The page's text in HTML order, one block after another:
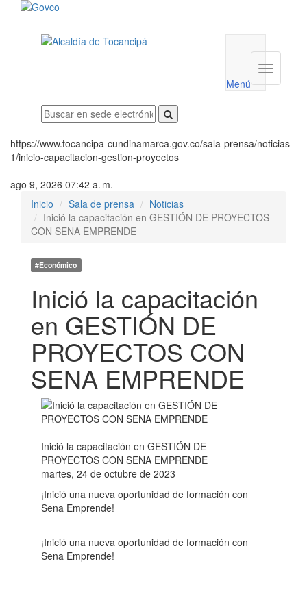
utilidades
Menú
Menú
https://www.tocancipa-cundinamarca.gov.co/sala-prensa/noticias-
1/inicio-capacitacion-gestion-proyectos
ago 9, 2026 07:42 a. m.
Inicio
Sala de prensa
Noticias
Inició la capacitación en GESTIÓN DE PROYECTOS
CON SENA EMPRENDE
#Económico
Inició la capacitación
en GESTIÓN DE
PROYECTOS CON
SENA EMPRENDE
Inició la capacitación en GESTIÓN DE
PROYECTOS CON SENA EMPRENDE
martes, 24 de octubre de 2023
¡Inició una nueva oportunidad de formación con
Sena Emprende!
¡Inició una nueva oportunidad de formación con
Sena Emprende!